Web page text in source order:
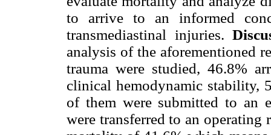
to arrive to an informed
transmediastinal injuries.
analysis of the aforementioned
trauma were studied, 46.8%
clinical hemodynamic stability,
of them were submitted to an
were transferred to an